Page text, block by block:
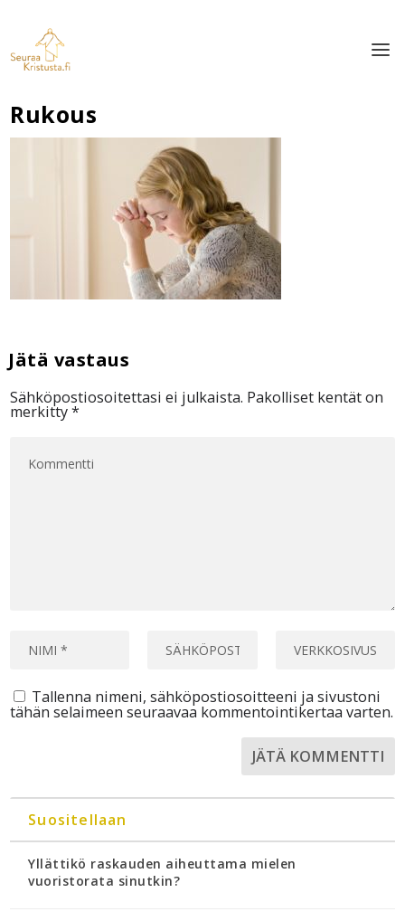
Rukous
Sähköpostiosoitettasi ei julkaista. Pakolliset kentät on
merkitty*
Tallenna nimeni, sähköpostiosoitteeni ja sivustoni
tähän selaimeen seuraavaa kommentointikertaa varten.
Suositellaan
Yllättikö raskauden aiheuttama mielen
vuoristorata sinutkin?